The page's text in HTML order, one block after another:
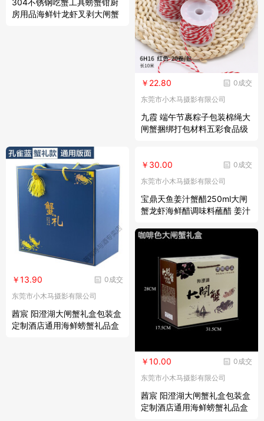
304不锈钢吃蟹工具螃蟹钳厨
房用品海鲜针龙虾叉剥大闸蟹
0成交
￥22.80
东莞市小木马摄影有限公司
九霞 端午节裹粽子包装棉绳大
闸蟹捆绑打包材料五彩食品级
0成交
￥13.90
东莞市小木马摄影有限公司
莤宸 阳澄湖大闸蟹礼盒包装盒
定制酒店通用海鲜螃蟹礼品盒
0成交
￥30.00
东莞市小木马摄影有限公司
宝鼎天鱼姜汁蟹醋250ml大闸
蟹龙虾海鲜醋调味料蘸醋 姜汁
0成交
￥10.00
东莞市小木马摄影有限公司
莤宸 阳澄湖大闸蟹礼盒包装盒
定制酒店通用海鲜螃蟹礼品盒